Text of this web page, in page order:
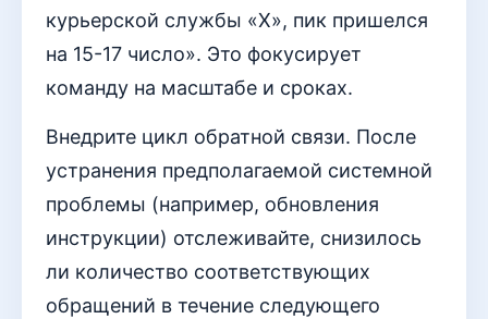
курьерской службы «Х», пик пришелся
на 15-17 число». Это фокусирует
команду на масштабе и сроках.
Внедрите цикл обратной связи. После
устранения предполагаемой системной
проблемы (например, обновления
инструкции) отслеживайте, снизилось
ли количество соответствующих
обращений в течение следующего